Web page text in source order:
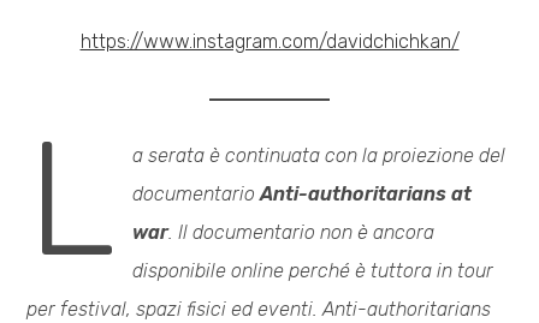
https://www.instagram.com/davidchichkan/
L
a serata è continuata con la proiezione del
documentarioAnti-authoritarians at
war. Il documentario non è ancora
disponibile online perché è tuttora in tour
per festival, spazi fisici ed eventi. Anti-authoritarians